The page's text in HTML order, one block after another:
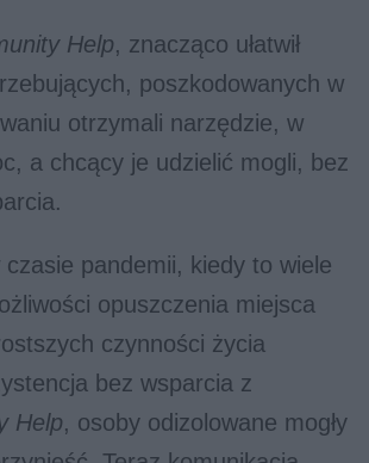
Help, znacząco ułatwił
poszkodowanych w
otrzymali narzędzie, w
a chcący je udzielić mogli, bez
pandemii, kiedy to wiele
opuszczenia miejsca
czynności życia
bez wsparcia z
Help, osoby odizolowane mogły